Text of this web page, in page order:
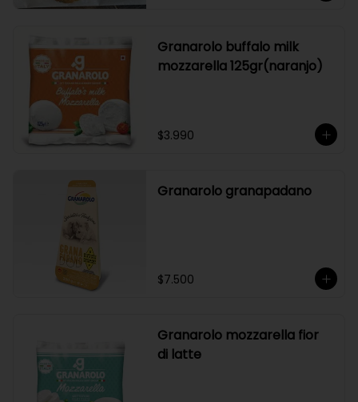
Granarolo buffalo milk
mozzarella 125gr(naranjo)
$3.990
Granarolo granapadano
$7.500
Granarolo mozzarella fior
di latte